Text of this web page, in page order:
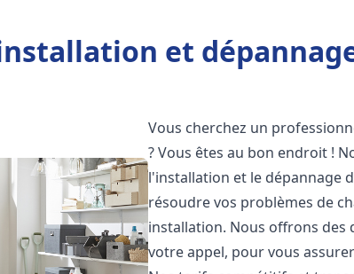
et
Vous cherchez un
? Vous êtes au bon endroit !
l'installation et le dépannage
résoudre vos problèmes de
installation. Nous offrons des
votre appel, pour vous